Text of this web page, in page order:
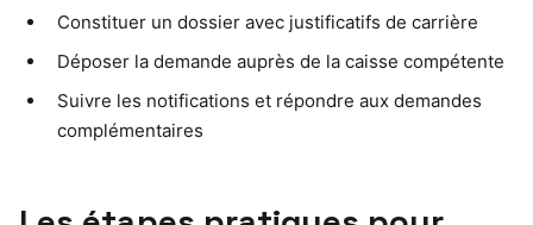
Constituer un dossier avec justificatifs de carrière
Déposer la demande auprès de la caisse compétente
Suivre les notifications et répondre aux demandes
complémentaires